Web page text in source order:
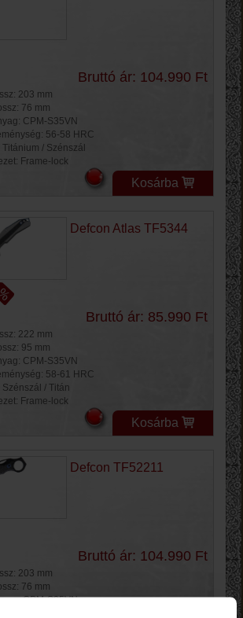
Bruttó ár: 104.990 Ft
203 mm
76 mm
CPM-S35VN
56-58 HRC
/ Szénszál
Frame-lock
Kosárba
Defcon Atlas TF5344
Bruttó ár: 85.990 Ft
222 mm
95 mm
CPM-S35VN
58-61 HRC
Szénszál / Titán
Frame-lock
Kosárba
Defcon TF52211
Bruttó ár: 104.990 Ft
203 mm
76 mm
CPM-S35VN